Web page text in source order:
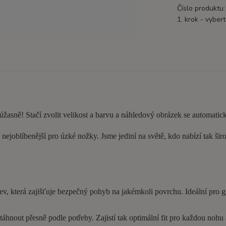
Číslo produktu:
1. krok -
Stačí zvolit velikost a barvu a náhledový obrázek se
pro úzké nožky. Jsme jediní na světě, kdo nabízí tak
která zajišťuje bezpečný pohyb na jakémkoli povrchu. Ideální pro
přesně podle potřeby. Zajistí tak optimální fit pro každou nohu